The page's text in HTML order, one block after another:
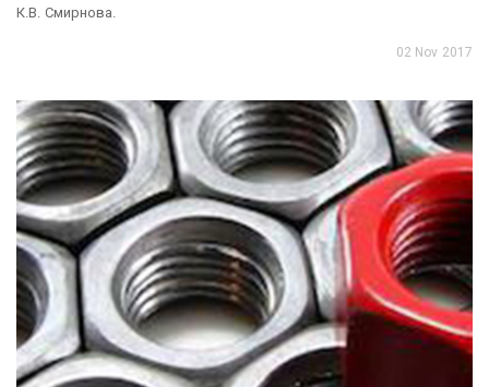
К.В. Смирнова.
02 Nov 2017